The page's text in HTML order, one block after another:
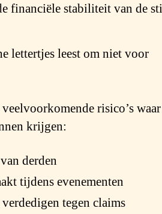
financiële stabiliteit van de
lettertjes leest om niet voor
risico’s waar
krijgen:
derden
tijdens evenementen
tegen claims